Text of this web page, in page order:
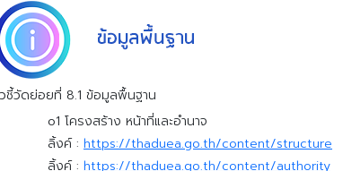
ชี้วัดย่อยที่ 8.1 ข้อมูลพื้นฐาน
o1 โครงสร้าง หน้าที่และอำนาจ
ลิ้งค์ : https://thaduea.go.th/content/structure
ลิ้งค์ : https://thaduea.go.th/content/authority